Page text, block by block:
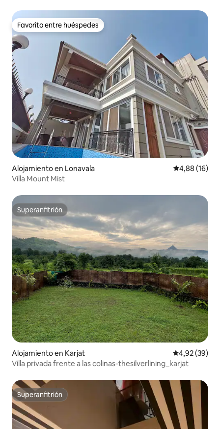
Favorito entre huéspedes
Favorito entre huéspedes
Alojamiento en Lonavala Calificación
4,88 (16)
Villa Mount Mist
Superanfitrión
Superanfitrión
Alojamiento en Karjat Calificación
4,92 (39)
Villa privada frente a las colinas-thesilverlining_karjat
Superanfitrión
Superanfitrión